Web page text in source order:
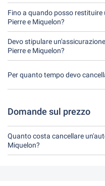
Fino a quando posso restituire
Pierre e Miquelon?
In linea di principio, potete
momento della giornata.
restituiate l'auto a noleggio
momento della prenotazione.
Devo stipulare
Pierre e Miquelon?
È meglio prenotare
assicurazione aggiuntiva in
Per quanto tempo devo
Avete a disposizione fino a
Domande sul prezzo
Quanto costa cancellare
Miquelon?
Fino a 24 ore prima del